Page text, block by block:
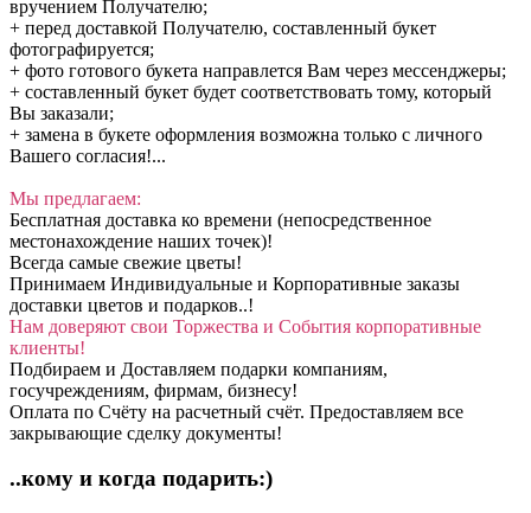
вручением Получателю;
+ перед доставкой Получателю, составленный букет
фотографируется;
+ фото готового букета направлется Вам через мессенджеры;
+ составленный букет будет соответствовать тому, который
Вы заказали;
+ замена в букете оформления возможна только с личного
Вашего согласия!...
Мы предлагаем:
Бесплатная доставка ко времени (непосредственное
местонахождение наших точек)!
Всегда самые свежие цветы!
Принимаем Индивидуальные и Корпоративные заказы
доставки цветов и подарков..!
Нам доверяют свои Торжества и События корпоративные
клиенты!
Подбираем и Доставляем подарки компаниям,
госучреждениям, фирмам, бизнесу!
Оплата по Счёту на расчетный счёт. Предоставляем все
закрывающие сделку документы!
..кому и когда подарить:)